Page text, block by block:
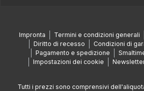
Impronta Termini e condizioni generali
Diritto di recesso
Condizioni di
Pagamento e spedizione
Impostazioni dei cookie
Tutti i prezzi sono comprensivi